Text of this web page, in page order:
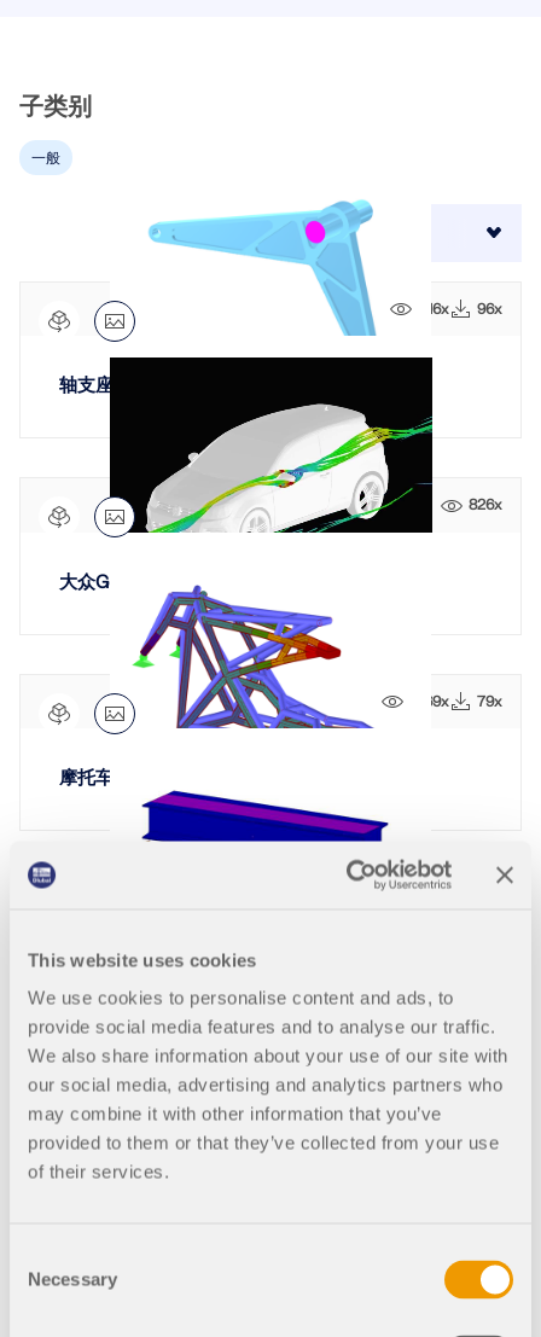
This website uses cookies
We use cookies to personalise content and ads, to
provide social media features and to analyse our traffic.
We also share information about your use of our site with
our social media, advertising and analytics partners who
may combine it with other information that you’ve
provided to them or that they’ve collected from your use
of their services.
Selection
Necessary
探索工具
Dlubal API
Dlubal 的新 API 服务 (gRPC) 为您提供了一个基于
整个 Dlubal 产品系列。
使用 API 开始
特殊解决方案
设计
连接
RSTAB 9
经典的杆件结构分析软件
附加分析
RSECTION 1
用户自定义截面计算
RWIND 3
数值风洞 CFD 软件
更多信息
免费支持与服务
需要帮助吗？访问免费的支持选项，包括全天候人工智
能协助、电子邮件支持和网络研讨会。
了解更多
快速找到答案
找到有关Dlubal软件的常见问题的快速答案。搜索或筛
通过网课深入掌握工程技巧
加入行业领导者，探索结构工程和软件的解决方案。通
过我们的现场课程提升您的技能！
查看下场网课
释放创新力量
探索旨在提升您的工程工作流程的尖端工具和增强功
文档
免费下载模型
探索数以千计的现成结构模型。下载、调整并用作模
板，以加速设计流程。
Dlubal 自由区
随时获得专家帮助。享受免费的 AI 协助、电子邮件支
持、在线研讨会，以及针对服务合同专业用户的高级服
知识平台
RFEM 6 初学者入门
借助 RFEM 6 开始您的第一步，发现您可以多快进行建
模和计算。通过附加组件进行自定义，以获得更多可能
性。
面向学生的免费结构分析软件
全球已有数千名学生受益于Dlubal软件。在整个学习过
联系我们
合作共赢
了解世界各地的顶尖工程师如何信任我们的解决方案，
查看客户项目
认识专家
挑战方面的帮助。
联系支持
招贤纳士
为什么选择 Dlubal？
与我们一起构建您的未来
揭示我们的团队如何塑造工程的未来。体验创新、成长
和激动人心的挑战。
您的职业机会
寻找理想工作
加入工程软件的全球领导者，将您的职业生涯提升到新
的高度。
查看职位空缺
网店
90天免费试用
登录到您的帐户
注册成为 Dlubal 软件公司外部网用户，畅享软件资
源，独享个性化数据。
创建账户
中文(简体)
子类别
一般
结果排序方式:
416x 96x
轴支座
826x
大众Golf
1069x 79x
摩托车框架
机械位移系统的设计
692x
钢结构蓄电渡船
943x